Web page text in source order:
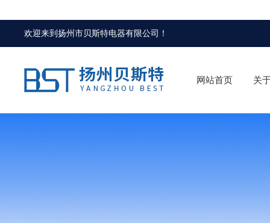
欢迎来到扬州市贝斯特电器有限公司 ！
网站首页 关